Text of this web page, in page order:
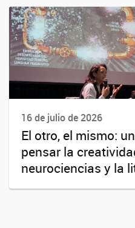
16 de julio de 2026
El otro, el mismo:
pensar la
neurociencias y la